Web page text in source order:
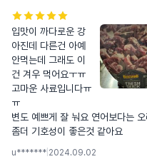
입맛이 까다로운 강
아진데 다른건 아예
안먹는데 그래도 이
건 겨우 먹어요ㅜㅠ
고마운 사료입니다ㅠ
ㅠ
변도 예쁘게 잘 눠요 연어보다는
좀더 기호성이 좋은것 같아요
u******* 2024.09.02